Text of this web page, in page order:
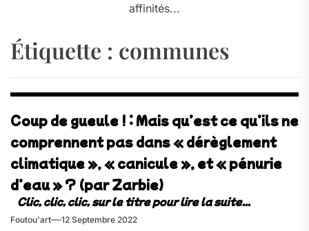
affinités...
Étiquette : communes
Coup de gueule ! : Mais qu’est ce qu’ils ne
comprennent pas dans « dérèglement
climatique », « canicule », et « pénurie
d’eau » ? (par Zarbie)
Foutou'art 12 Septembre 2022